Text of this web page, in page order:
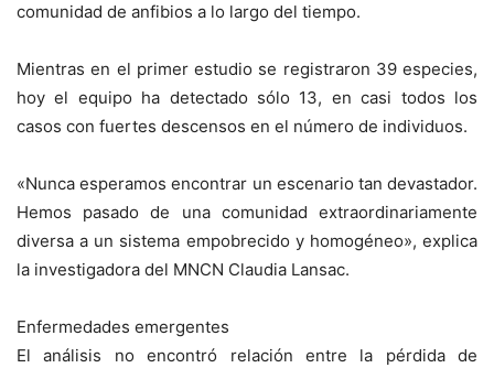
comunidad de anfibios a lo largo del tiempo.
Mientras en el primer estudio se registraron 39 especies,
hoy el equipo ha detectado sólo 13, en casi todos los
casos con fuertes descensos en el número de individuos.
«Nunca esperamos encontrar un escenario tan devastador.
Hemos pasado de una comunidad extraordinariamente
diversa a un sistema empobrecido y homogéneo», explica
la investigadora del MNCN Claudia Lansac.
Enfermedades emergentes
El análisis no encontró relación entre la pérdida de